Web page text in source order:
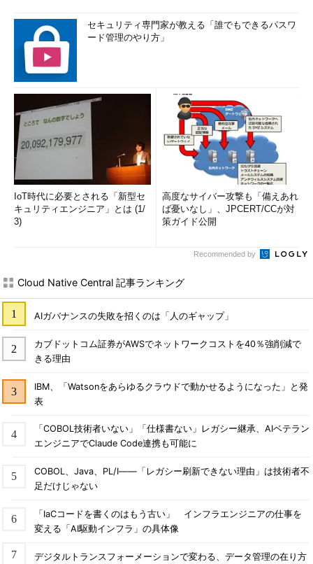
セキュリティ専門家が教える「誰でもできるパスワ
ード管理のやり方」
IoT時代に必要とされる「新型セ
キュリティエンジニア」とは (1/
3)
高度なサイバー攻撃も「備えあれ
ば憂いなし」、JPCERT/CCが対
策ガイド公開
Recommended by
Cloud Native Central 記事ランキング
AIガバナンスの失敗を招くのは「人のギャップ」
カブドットコム証券がAWSでネットワークコストを40％強削減で
きる理由
IBM、「Watsonをあらゆるクラウドで動かせるようになった」と発
表
「COBOL技術者いない」「仕様書ない」レガシー継承、AIベテラン
エンジニアでClaude Code連携も可能に
COBOL、Java、PL/I――「レガシー刷新できない理由」は技術者不
足だけじゃない
「IaCコードを書くのはもう古い」 インフラエンジニアの仕事を
変える「AI駆動インフラ」の具体像
デジタルトランスフォーメーションで変わる、データ管理の在り方